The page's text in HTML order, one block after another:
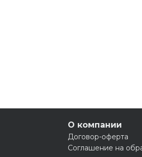
О компании
Договор-оферта
Соглашение на